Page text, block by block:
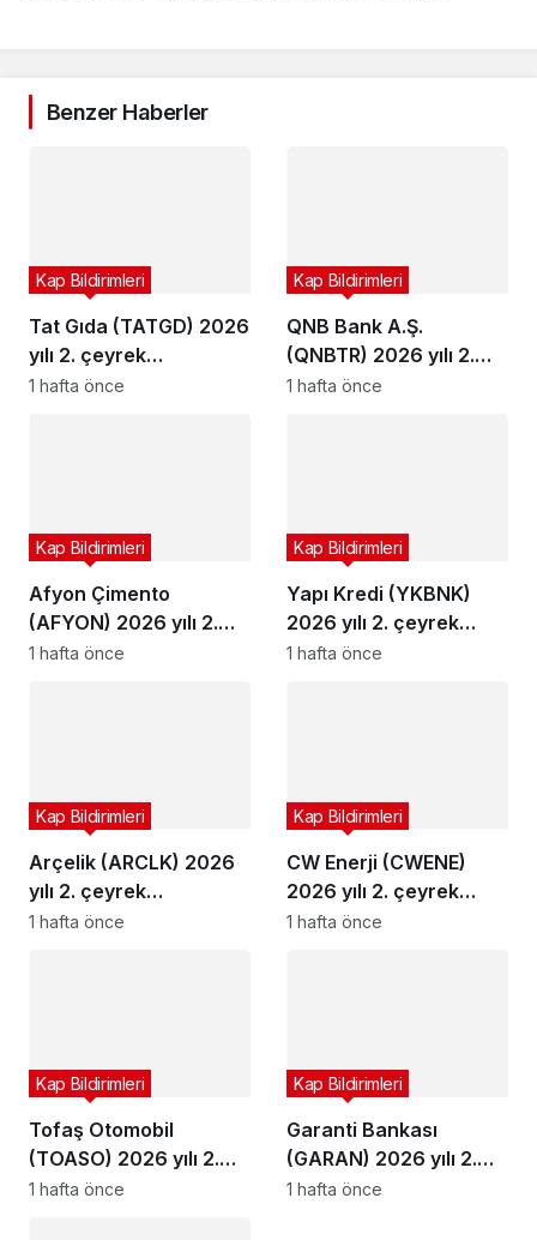
Benzer Haberler
Tat Gıda (TATGD) 2026
yılı 2. çeyrek
bilançosunu açıkladı
Kap Bildirimleri
1 hafta önce
QNB Bank A.Ş.
(QNBTR) 2026 yılı 2.
çeyrek bilançosunu
Kap Bildirimleri
1 hafta önce
Afyon Çimento
(AFYON) 2026 yılı 2.
çeyrek bilançosunu
Kap Bildirimleri
1 hafta önce
Yapı Kredi (YKBNK)
2026 yılı 2. çeyrek
bilançosunu açıkladı
Kap Bildirimleri
1 hafta önce
Arçelik (ARCLK) 2026
yılı 2. çeyrek
bilançosunu açıkladı
Kap Bildirimleri
1 hafta önce
CW Enerji (CWENE)
2026 yılı 2. çeyrek
bilançosunu açıkladı
Kap Bildirimleri
1 hafta önce
Tofaş Otomobil
(TOASO) 2026 yılı 2.
çeyrek bilançosunu
Kap Bildirimleri
1 hafta önce
Garanti Bankası
(GARAN) 2026 yılı 2.
çeyrek bilançosunu
Kap Bildirimleri
1 hafta önce